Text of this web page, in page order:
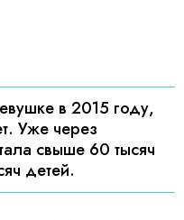
в 2015 году,
Уже через
свыше 60 тысяч
детей.